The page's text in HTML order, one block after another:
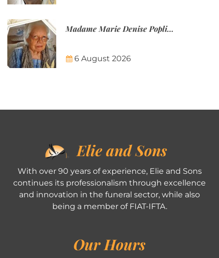
Madame Marie Denise Poplineau
6 August 2026
Elie and Sons
With over 90 years of experience, Elie and Sons
continues its professionalism through excellence
and innovation in the funeral sector, while also
being a member of FIAT-IFTA.
Our Hours